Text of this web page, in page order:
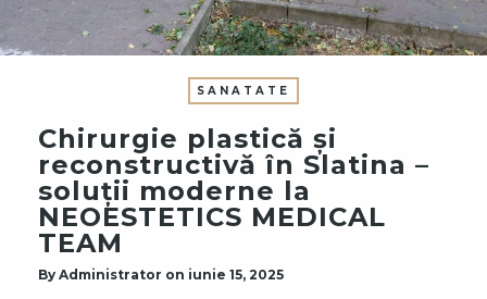
SANATATE
Chirurgie plastică și
reconstructivă în Slatina –
soluții moderne la
NEOESTETICS MEDICAL
TEAM
By Administrator on iunie 15, 2025